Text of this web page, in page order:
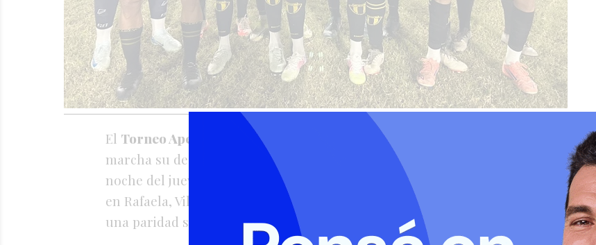
El Torneo Apertura de Primera A de la Liga Rafaelina de Fútbol
marcha su decimocuarto capítulo con una propuesta escalonada. En la
noche del jueves, la máxima categoría entregó los primeros tres adelantos
en Rafaela, Vila y San Vicente, dejando un saldo de dos victorias foráneas y
una paridad sin emociones.